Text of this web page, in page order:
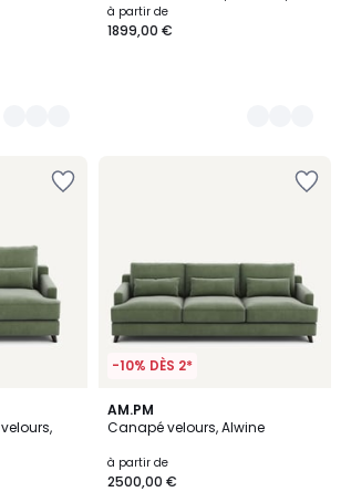
CECILIA
à partir de
1899,00 €
-10% DÈS 2*
AM.PM
Canapé velours, Alwine
à partir de
2500,00 €
4,7
/ 5
15
Couleurs